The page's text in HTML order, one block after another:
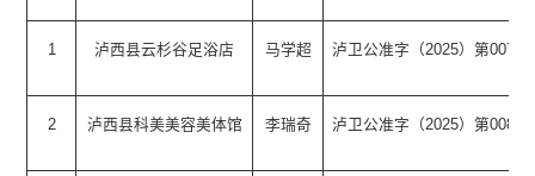
1 泸西县云杉谷足浴店 马学超 泸卫公准字（2025）第0078
2 泸西县科美美容美体馆 李瑞奇 泸卫公准字（2025）第0084